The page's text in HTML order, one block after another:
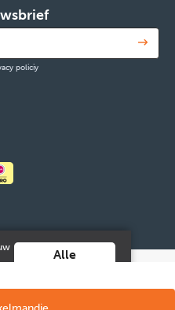
policiy
0551.965.335
.
Cookies
Alle
aanvaarden